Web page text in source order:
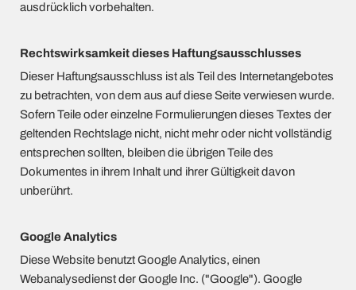
ausdrücklich vorbehalten.
Rechtswirksamkeit dieses Haftungsausschlusses
Dieser Haftungsausschluss ist als Teil des Internetangebotes
zu betrachten, von dem aus auf diese Seite verwiesen wurde.
Sofern Teile oder einzelne Formulierungen dieses Textes der
geltenden Rechtslage nicht, nicht mehr oder nicht vollständig
entsprechen sollten, bleiben die übrigen Teile des
Dokumentes in ihrem Inhalt und ihrer Gültigkeit davon
unberührt.
Google Analytics
Diese Website benutzt Google Analytics, einen
Webanalysedienst der Google Inc. ("Google"). Google